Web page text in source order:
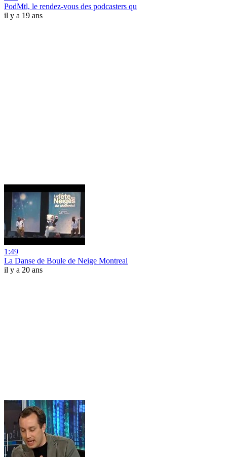
PodMtl, le rendez-vous des podcasters qu
il y a 19 ans
1:49
La Danse de Boule de Neige Montreal
il y a 20 ans